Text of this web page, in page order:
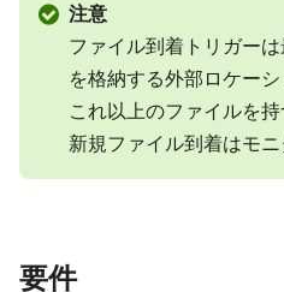
注意
ファイル到着トリガー
を格納する外部ロケー
これ以上のファイルを
新規ファイル到着はモニ
要件